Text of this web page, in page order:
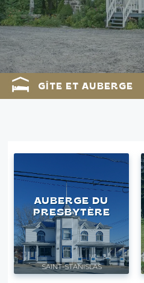
GÎTE ET AUBERGE
AUBERGE DU
PRESBYTÈRE
SAINT-STANISLAS